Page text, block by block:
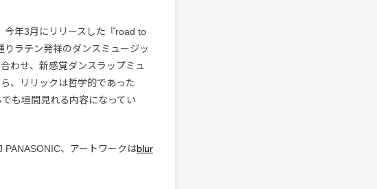
今年3月にリリースした『road to
ラテン発祥のダンスミュージッ
わせ、新感覚ダンスラップミュ
、リリックは哲学的であった
も垣間見れる内容になってい
、アートワークはblur